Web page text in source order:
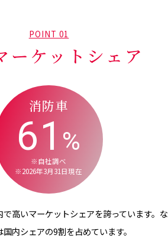
POINT 01
ーケットシェア
消防車
61 %
※自社調べ
※2026年3月31日現在
で高いマーケットシェアを誇っています。な
内シェアの9割を占めています。